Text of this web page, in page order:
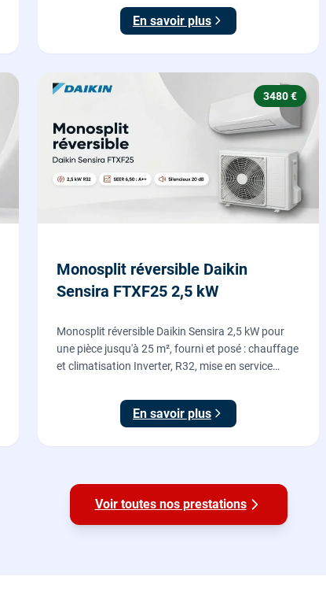
En savoir plus
3480 €
Monosplit réversible Daikin
Sensira FTXF25 2,5 kW
Monosplit réversible Daikin Sensira 2,5 kW pour
une pièce jusqu'à 25 m², fourni et posé : chauffage
et climatisation Inverter, R32, mise en service
En savoir plus
Voir toutes nos prestations